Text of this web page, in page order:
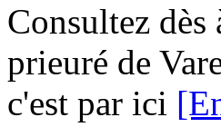
Consultez dès
prieuré de
c'est par ici